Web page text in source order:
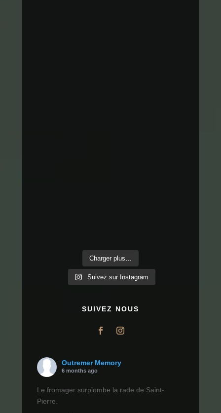
Charger plus…
Suivez sur Instagram
SUIVEZ NOUS
Outremer Memory
6 months ago
Le fromager surplombe la rade de Saint-
Pierre.